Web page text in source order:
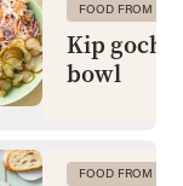
FOOD FROM
Kip
bowl
FOOD FROM